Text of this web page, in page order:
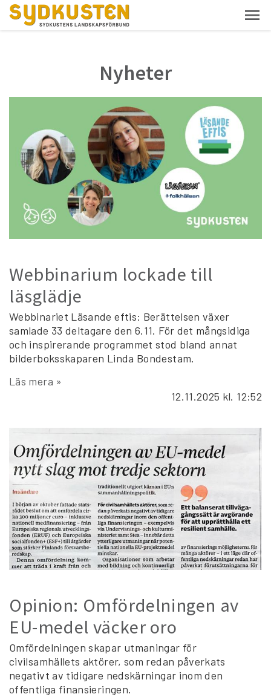
Nyheter
Webbinarium lockade till
läsglädje
Webbinariet Läsande eftis: Berättelsen växer
samlade 33 deltagare den 6.11. För det mångsidiga
och inspirerande programmet stod bland annat
bilderboksskaparen Linda Bondestam.
Läs mera »
12.11.2025 kl. 12:52
Opinion: Omfördelningen av
EU-medel väcker oro
Omfördelningen skapar utmaningar för
civilsamhällets aktörer, som redan påverkats
negativt av tidigare nedskärningar inom den
offentliga finansieringen.